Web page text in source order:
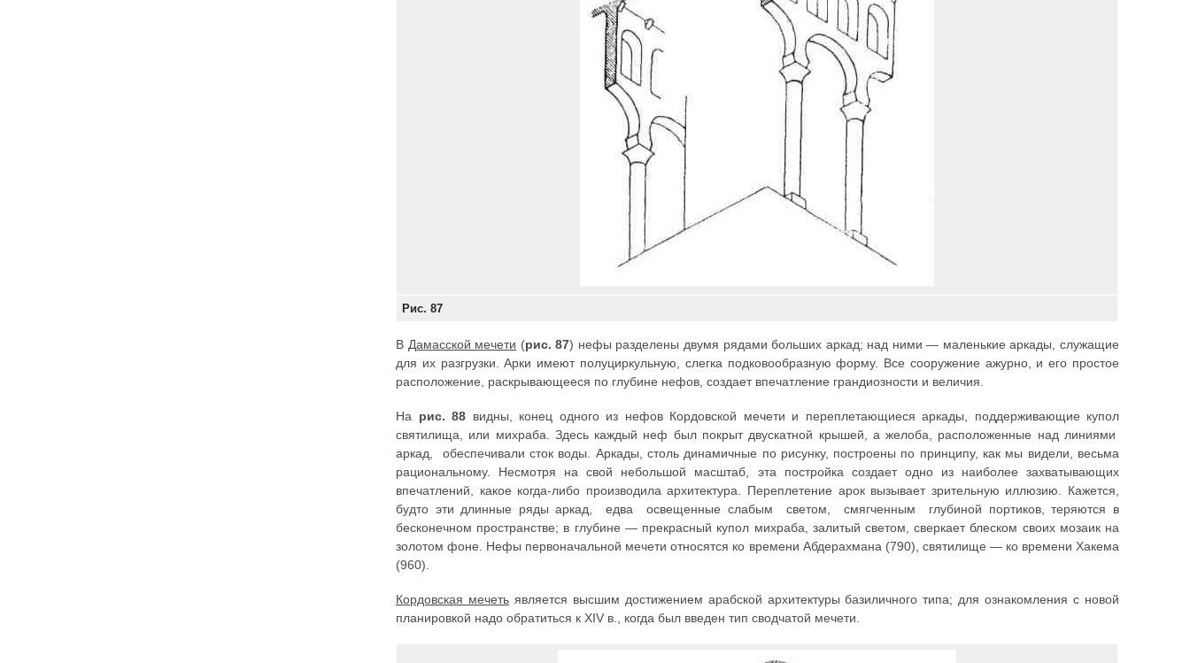
Рис. 87
В Дамасской мечети (рис. 87) нефы разделены двумя рядами больших аркад; над ними — маленькие аркады, служащие
для их разгрузки. Арки имеют полуциркульную, слегка подковообразную форму. Все сооружение ажурно, и его простое
расположение, раскрывающееся по глубине нефов, создает впечатление грандиозности и величия.
На рис. 88 видны, конец одного из нефов Кордовской мечети и переплетающиеся аркады, поддерживающие купол
святилища, или михраба. Здесь каждый неф был покрыт двускатной крышей, а желоба, расположенные над линиями
аркад, обеспечивали сток воды. Аркады, столь динамичные по рисунку, построены по принципу, как мы видели, весьма
рациональному. Несмотря на свой небольшой масштаб, эта постройка создает одно из наиболее захватывающих
впечатлений, какое когда-либо производила архитектура. Переплетение арок вызывает зрительную иллюзию. Кажется,
будто эти длинные ряды аркад, едва освещенные слабым светом, смягченным глубиной портиков, теряются в
бесконечном пространстве; в глубине — прекрасный купол михраба, залитый светом, сверкает блеском своих мозаик на
золотом фоне. Нефы первоначальной мечети относятся ко времени Абдерахмана (790), святилище — ко времени Хакема
(960).
Кордовская мечетьявляется высшим достижением арабской архитектуры базиличного типа; для ознакомления с новой
планировкой надо обратиться к XIV в., когда был введен тип сводчатой мечети.